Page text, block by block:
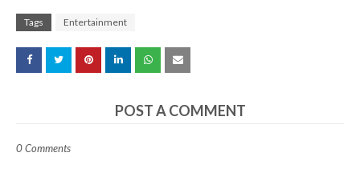
Tags Entertainment
POST A COMMENT
0 Comments